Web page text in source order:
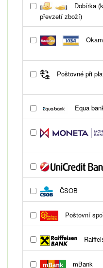
Dobírka
převzetí zboží)
Poštovné při
Equa
ČSOB
Poštovní
mBank